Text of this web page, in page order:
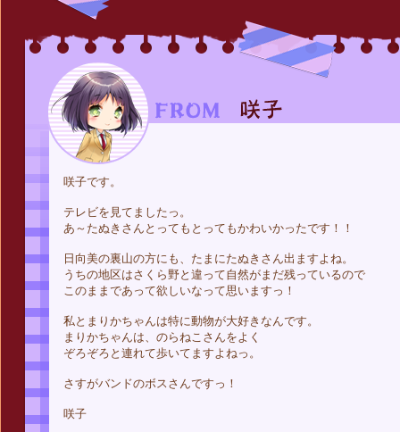
咲子です。
テレビを見てましたっ。
あ～たぬきさんとってもとってもかわいかったです！！
日向美の裏山の方にも、たまにたぬきさん出ますよね。
うちの地区はさくら野と違って自然がまだ残っているので
このままであって欲しいなって思いますっ！
私とまりかちゃんは特に動物が大好きなんです。
まりかちゃんは、のらねこさんをよく
ぞろぞろと連れて歩いてますよねっ。
さすがバンドのボスさんですっ！
咲子